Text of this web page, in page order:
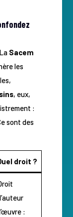
Sacem
les
, eux,
:
sont des
droit ?
: